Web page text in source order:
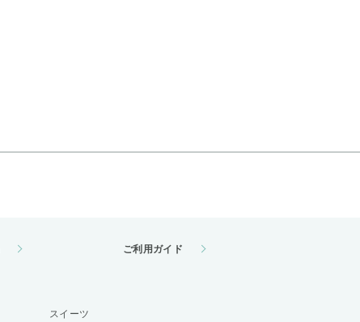
ご利用ガイド
スイーツ